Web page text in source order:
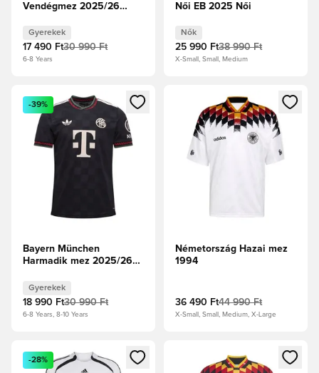
Vendégmez 2025/26
Gyerekek
17 490 Ft30 990 Ft
6-8 Years
Női EB 2025 Női
Nők
25 990 Ft38 990 Ft
X-Small, Small, Medium
Megnyit egy modált a bejelentkezéshez vagy a tagként
-39%
Bayern München
Harmadik mez 2025/26
Gyerekek
18 990 Ft30 990 Ft
6-8 Years, 8-10 Years
Megnyit egy modált a
Németország Hazai mez
1994
36 490 Ft44 990 Ft
X-Small, Small, Medium, X-Large
Megnyit egy modált a bejelentkezéshez vagy a tagként
-28%
Megnyit egy modált a